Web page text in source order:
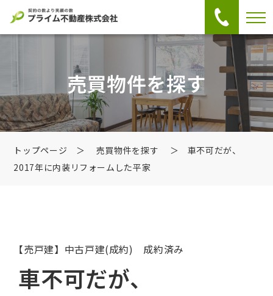
売買物件を探す
トップページ ＞ 売買物件を探す
＞ 車不可だが、
2017年に内装リフォームした平家
【売戸建】中古戸建(成約) 成約済み
車不可だが、